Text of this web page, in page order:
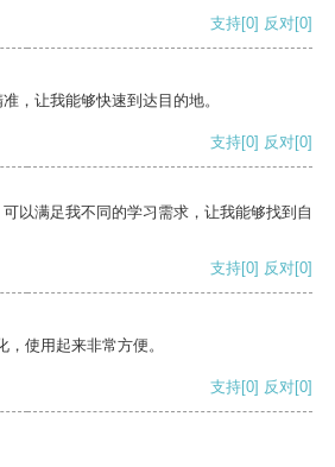
支持[0] 反对[0]
，让我能够快速到达目的地。
支持[0] 反对[0]
以满足我不同的学习需求，让我能够找到自
支持[0] 反对[0]
使用起来非常方便。
支持[0] 反对[0]